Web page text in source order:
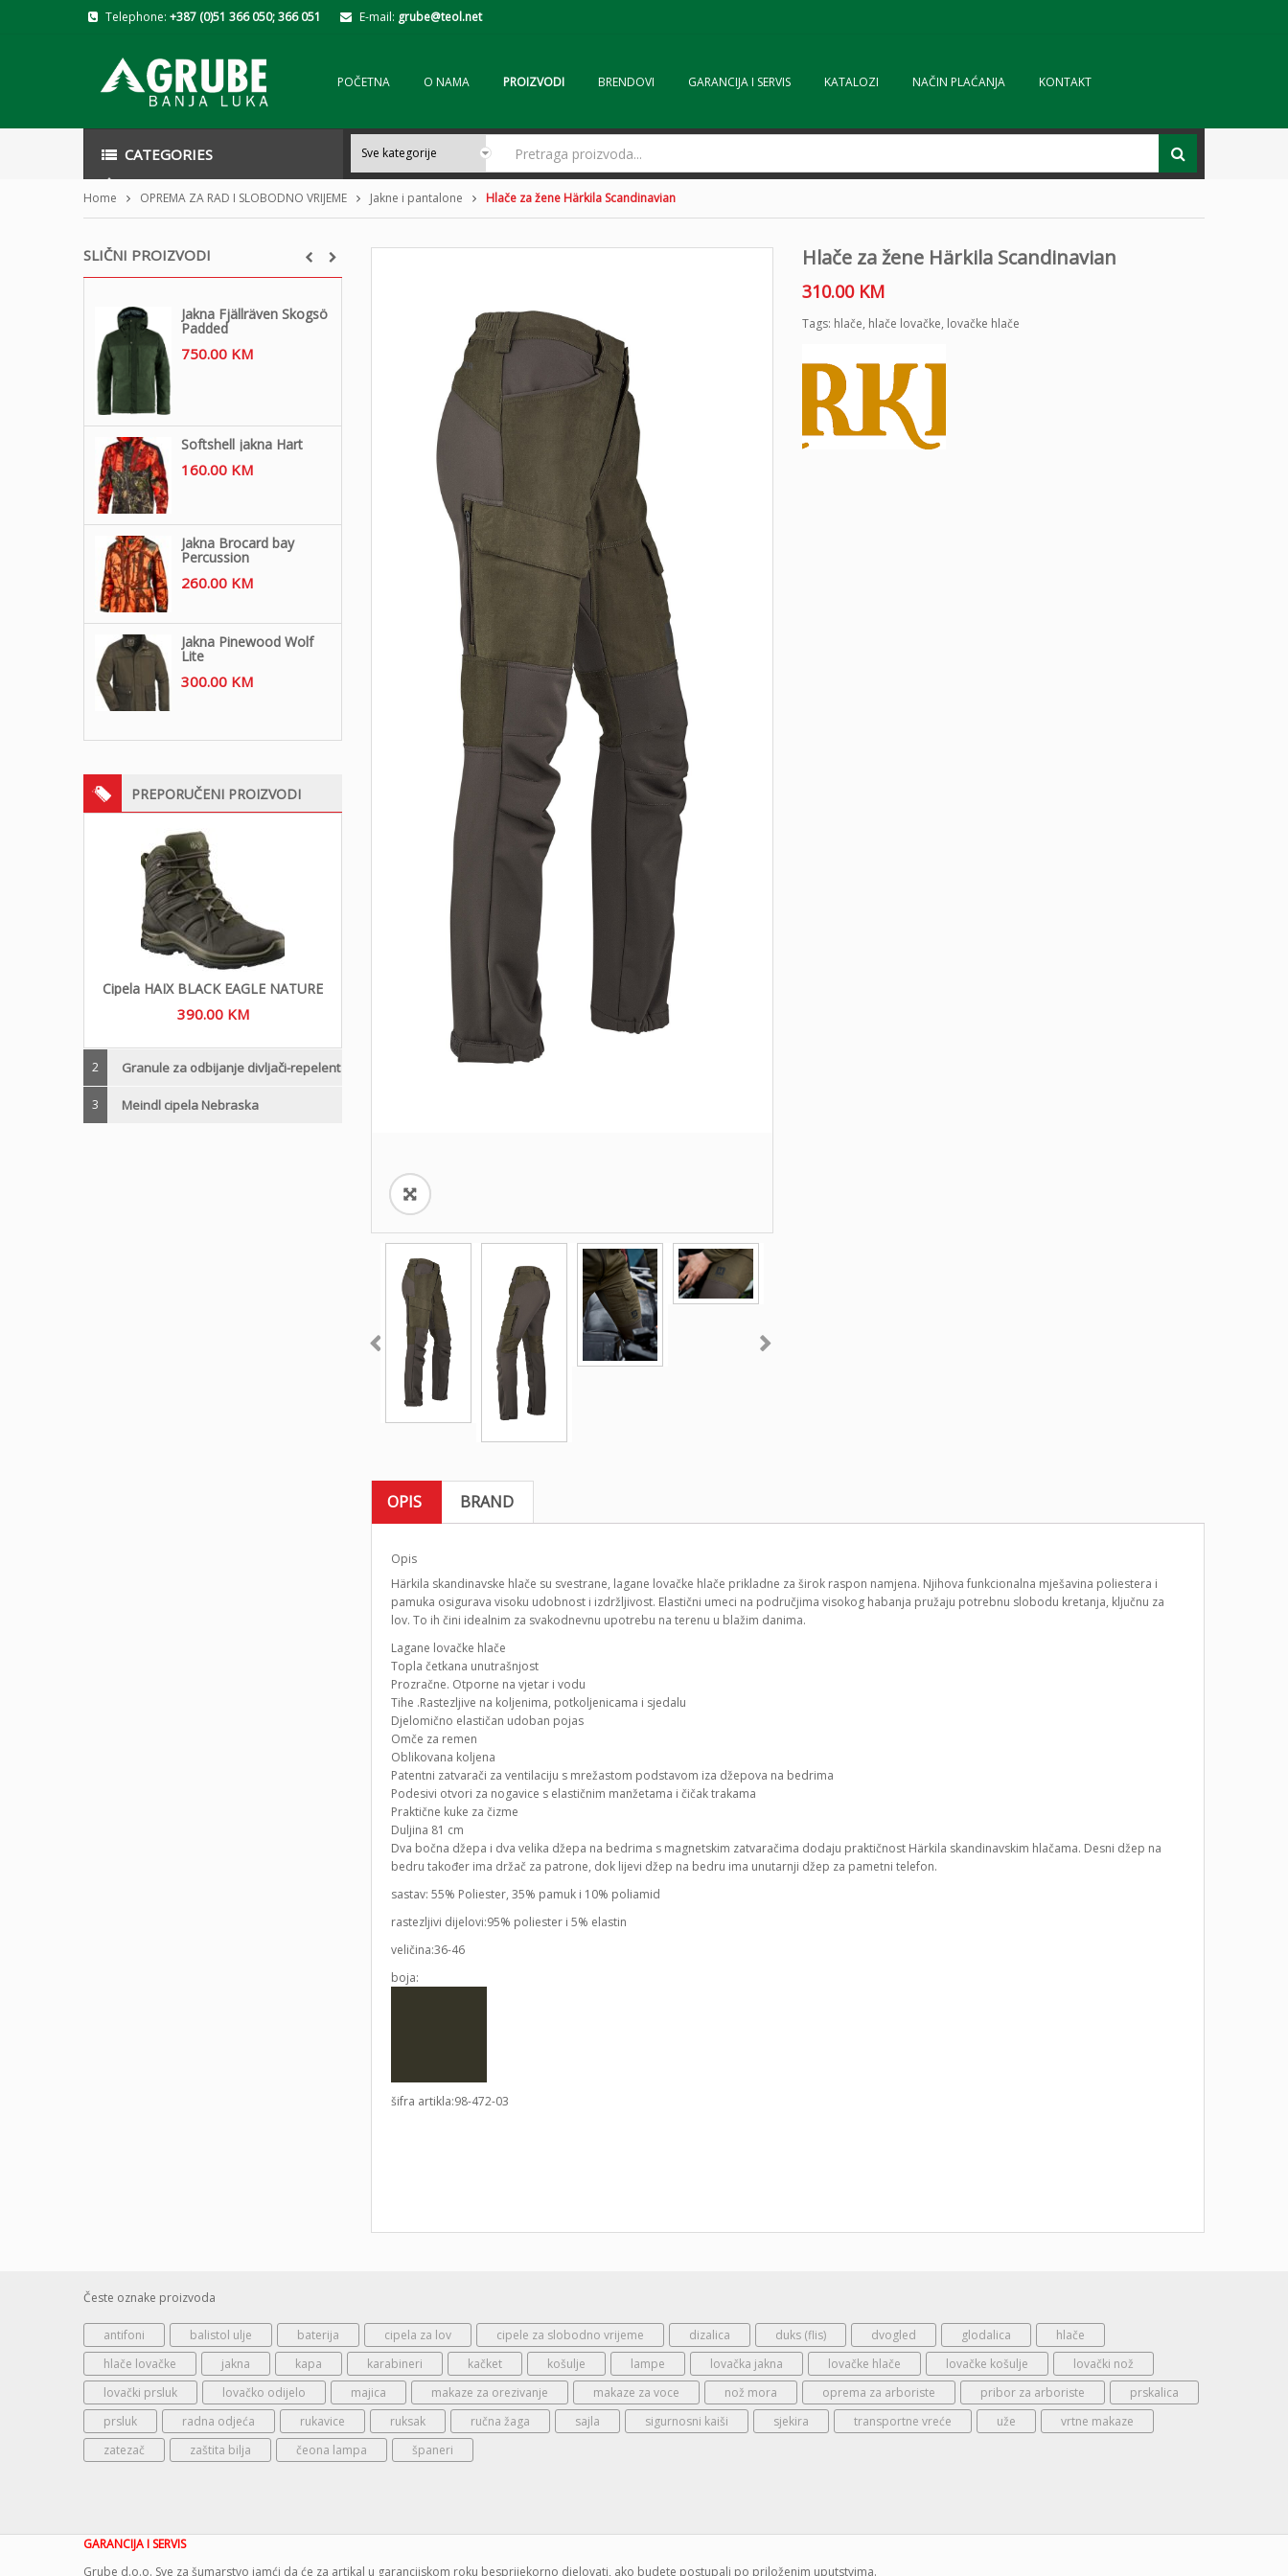
Telephone: +387 (0)51 366 050; 366 051 E-mail: grube@teol.net
POČETNA O NAMA PROIZVODI BRENDOVI GARANCIJA I SERVIS KATALOZI NAČIN PLAĆANJA KONTAKT
CATEGORIES
Home OPREMA ZA RAD I SLOBODNO VRIJEME Jakne i pantalone Hlače za žene Härkila Scandinavian
SLIČNI PROIZVODI
Jakna Fjällräven Skogsö
Padded
750.00 KM
Softshell jakna Hart
160.00 KM
Jakna Brocard bay
Percussion
260.00 KM
Jakna Pinewood Wolf
Lite
300.00 KM
PREPORUČENI PROIZVODI
Cipela HAIX BLACK EAGLE NATURE
390.00 KM
2 Granule za odbijanje divljači-repelent
3 Meindl cipela Nebraska
Hlače za žene Härkila Scandinavian
310.00 KM
Tags: hlače, hlače lovačke, lovačke hlače
OPIS BRAND
Opis
Härkila skandinavske hlače su svestrane, lagane lovačke hlače prikladne za širok raspon namjena. Njihova funkcionalna mješavina poliestera i
pamuka osigurava visoku udobnost i izdržljivost. Elastični umeci na područjima visokog habanja pružaju potrebnu slobodu kretanja, ključnu za
lov. To ih čini idealnim za svakodnevnu upotrebu na terenu u blažim danima.
Lagane lovačke hlače
Topla četkana unutrašnjost
Prozračne. Otporne na vjetar i vodu
Tihe .Rastezljive na koljenima, potkoljenicama i sjedalu
Djelomično elastičan udoban pojas
Omče za remen
Oblikovana koljena
Patentni zatvarači za ventilaciju s mrežastom podstavom iza džepova na bedrima
Podesivi otvori za nogavice s elastičnim manžetama i čičak trakama
Praktične kuke za čizme
Duljina 81 cm
Dva bočna džepa i dva velika džepa na bedrima s magnetskim zatvaračima dodaju praktičnost Härkila skandinavskim hlačama. Desni džep na
bedru također ima držač za patrone, dok lijevi džep na bedru ima unutarnji džep za pametni telefon.
sastav: 55% Poliester, 35% pamuk i 10% poliamid
rastezljivi dijelovi:95% poliester i 5% elastin​
veličina:36-46
boja:
šifra artikla:98-472-03
Česte oznake proizvoda
antifoni balistol ulje baterija cipela za lov cipele za slobodno vrijeme dizalica duks (flis) dvogled glodalica
hlače
hlače lovačke
jakna kapa karabineri kačket košulje lampe lovačka jakna lovačke hlače lovačke košulje
lovački nož
lovački prsluk
lovačko odijelo majica makaze za orezivanje makaze za voce nož mora oprema za arboriste pribor za arboriste
prskalica
prsluk
radna odjeća rukavice ruksak ručna žaga sajla sigurnosni kaiši sjekira transportne vreće uže
vrtne makaze
zatezač
zaštita bilja čeona lampa španeri
GARANCIJA I SERVIS
Grube d.o.o. Sve za šumarstvo jamći da će za artikal u garancijskom roku besprijekorno djelovati, ako budete postupali po priloženim uputstvima.